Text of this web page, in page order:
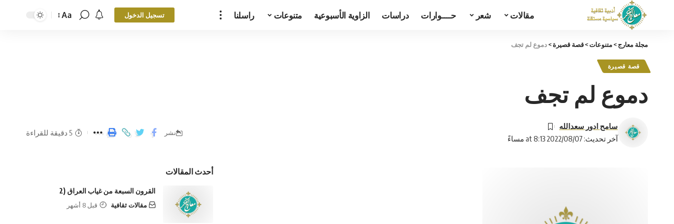
مقالات شعر حــــوارات دراسات الزاوية الأسبوعية متنوعات راسلنا تسجيل الدخول Aa
مجلة معارج>متنوعات>قصة قصيرة>دموع لم تجف
قصة قصيرة
دموع لم تجف
آخر تحديث: 2022/08/07 at 8:13 مساءً
سامح ادور سعدالله
نشر 5 دقيقة للقراءة
أحدث المقالات
القرون السبعة من غياب العراق (2
مقالات ثقافية قبل 8 أشهر